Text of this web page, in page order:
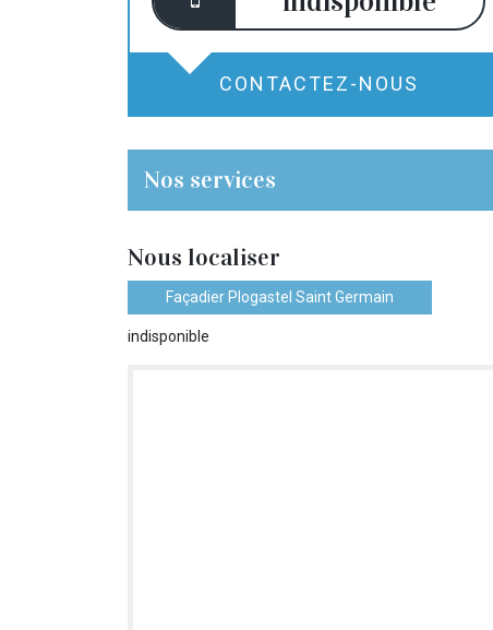
CONTACTEZ-NOUS
Nos services
Nous localiser
Façadier Plogastel Saint Germain
indisponible